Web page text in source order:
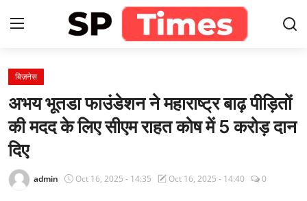
Home
Contact
About
बिज़नेस
अभय भूतडा फाउंडेशन ने महाराष्ट्र बाढ़ पीड़ितों
की मदद के लिए सीएम राहत कोष में 5 करोड़ दान
दिए
admin Oct 16, 2025 - 14:35 Oct 16, 2025 - 14:40 0